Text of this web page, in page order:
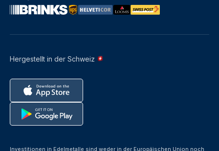
Hergestellt in der Schweiz
Investitionen in Edelmetalle sind weder in der Europäischen Union noch